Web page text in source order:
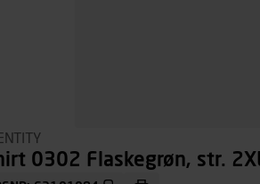
0302 Flaskegrøn, str.